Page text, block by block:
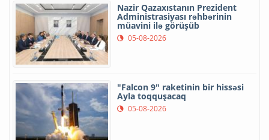
Nazir Qazaxıstanın Prezident
Administrasiyası rəhbərinin
müavini ilə görüşüb
05-08-2026
"Falcon 9" raketinin bir hissəsi
Ayla toqquşacaq
05-08-2026